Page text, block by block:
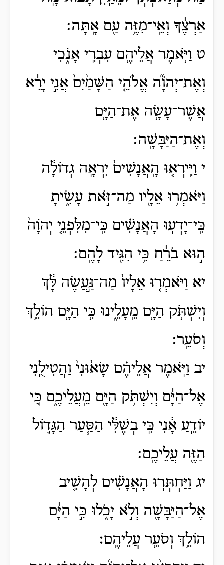
אַרְצֶ֔ךָ וְאֵֽי־מִזֶּ֥ה עַ֖ם אָֽתָּה׃
ט וַיֹּ֥אמֶר אֲלֵיהֶ֖ם עִבְרִ֣י אָנֹ֑כִי
וְאֶת־יְהֹוָ֞ה אֱלֹהֵ֤י הַשָּׁמַ֙יִם֙ אֲנִ֣י יָרֵ֔א
אֲשֶׁר־עָשָׂ֥ה אֶת־הַיָּ֖ם
וְאֶת־הַיַּבָּשָֽׁה׃
י וַיִּֽירְא֤וּ הָֽאֲנָשִׁים֙ יִרְאָ֣ה גְדוֹלָ֔ה
וַיֹּאמְר֥וּ אֵלָ֖יו מַה־זֹּ֣את עָשִׂ֑יתָ
כִּֽי־יָדְע֣וּ הָאֲנָשִׁ֗ים כִּֽי־מִלִּפְנֵ֤י יְהֹוָה֙
ה֣וּא בֹרֵ֔חַ כִּ֥י הִגִּ֖יד לָהֶֽם׃
יא וַיֹּאמְר֤וּ אֵלָיו֙ מַה־נַּ֣עֲשֶׂה לָּ֔ךְ
וְיִשְׁתֹּ֥ק הַיָּ֖ם מֵֽעָלֵ֑ינוּ כִּ֥י הַיָּ֖ם הוֹלֵ֥ךְ
וְסֹעֵֽר׃
יב וַיֹּ֣אמֶר אֲלֵיהֶ֗ם שָׂא֙וּנִי֙ וַהֲטִילֻ֣נִי
אֶל־הַיָּ֔ם וְיִשְׁתֹּ֥ק הַיָּ֖ם מֵֽעֲלֵיכֶ֑ם כִּ֚י
יוֹדֵ֣עַ אָ֔נִי כִּ֣י בְשֶׁלִּ֔י הַסַּ֧עַר הַגָּד֛וֹל
הַזֶּ֖ה עֲלֵיכֶֽם׃
יג וַיַּחְתְּר֣וּ הָאֲנָשִׁ֗ים לְהָשִׁ֛יב
אֶל־הַיַּבָּשָׁ֖ה וְלֹ֣א יָכֹ֑לוּ כִּ֣י הַיָּ֔ם
הוֹלֵ֥ךְ וְסֹעֵ֖ר עֲלֵיהֶֽם׃